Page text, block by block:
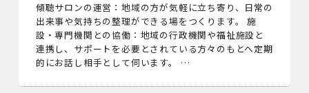
傾聴サロンの運営：地域の方が気軽に立ち寄り、日常の
出来事や気持ちの整理ができる場をつくります。 施
設・専門機関との協働：地域の行政機関や福祉施設と
連携し、サポートを必要とされている方々のもとへ定期
的にお話し相手として伺います。 …